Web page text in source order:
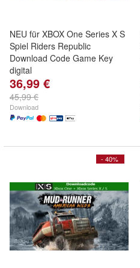
NEU für XBOX One Series X S
Spiel Riders Republic
Download Code Game Key
digital
36,99 €
45,99 €
Download
- 40%